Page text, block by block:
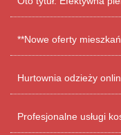
**Nowe oferty
Hurtownia odzieży
Profesjonalne usługi